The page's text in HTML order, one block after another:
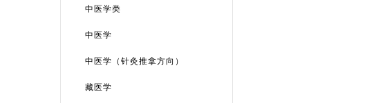
中医学类
中医学
中医学（针灸推拿方向）
藏医学